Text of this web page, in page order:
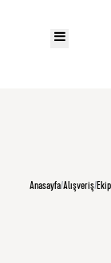
Anasayfa/Alışveriş/